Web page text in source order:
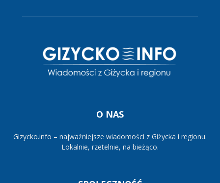
O NAS
Gizycko.info – najważniejsze wiadomości z Giżycka i regionu.
Lokalnie, rzetelnie, na bieżąco.